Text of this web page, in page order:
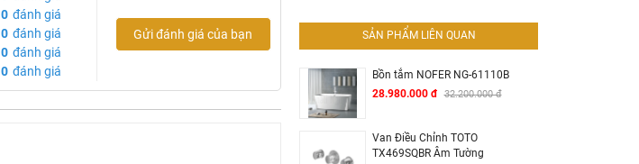
0 đánh giá
0 đánh giá
0 đánh giá
0 đánh giá
Gửi đánh giá của bạn SẢN PHẨM LIÊN QUAN
Bồn tắm NOFER NG-61110B
28.980.000 đ 32.200.000 đ
Van Điều Chỉnh TOTO
TX469SQBR Âm Tường